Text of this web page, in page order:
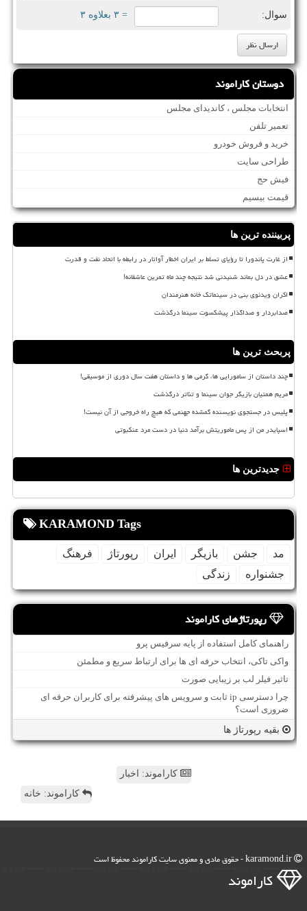
سوال: = ۳ بعلاوه ۳
دوستان کاراموند
انتخابات مجلس ، کاندیدای مجلس
تعمیر تلفن
خرید و فروش خودرو
طراحی سایت
فیش حج
قیمت بیسیم
پربیننده ترین ها
از غارت پاندورا تا رؤیای تسلط بر ایران اخطار آواتار در رابطه با اتحاد نفت و قدرت
عشق در دل بماند شنیدنی شد نتیجه چند ماه تمرین عاشقانه!
اکران ویدئوی بنی در سینماتک خانه هنرمندان
صدابردار و صداگذار پیشکسوت سینما درگذشت
پربحث ترین ها
چند داستان از سامورایی ها، گرمی ها و داستان هفت سال دوری از موسیقی!
مریم همتیان بازیگر جوان سینما و تئاتر درگذشت
پلیس در جستجوی نویسنده گمشده جهنمی که هیچ راه خروجی از آن نیست!
اسپایدر من از پس ماموریتش برآمد دنیا در دست مرد عنکبوتی
جدیدترین ها
KARAMOND Tags
مد جشن بازیگر ایران رپورتاژ
فرهنگ
جشنواره
زندگی
رپورتاژهای کاراموند
راهنمای کامل استفاده از پایه سرفیس پرو
واکی تاکی، انتخاب حرفه ای ها برای ارتباط سریع و مطمئن
تاثیر فیلر لب بر زیبایی صورت
چرا دسترسی ip ثابت و سرویس های پیشرفته برای کاربران حرفه ای
ضروری است؟
بقیه رپورتاژ ها
کاراموند: اخبار
کاراموند: خانه
كاراموند